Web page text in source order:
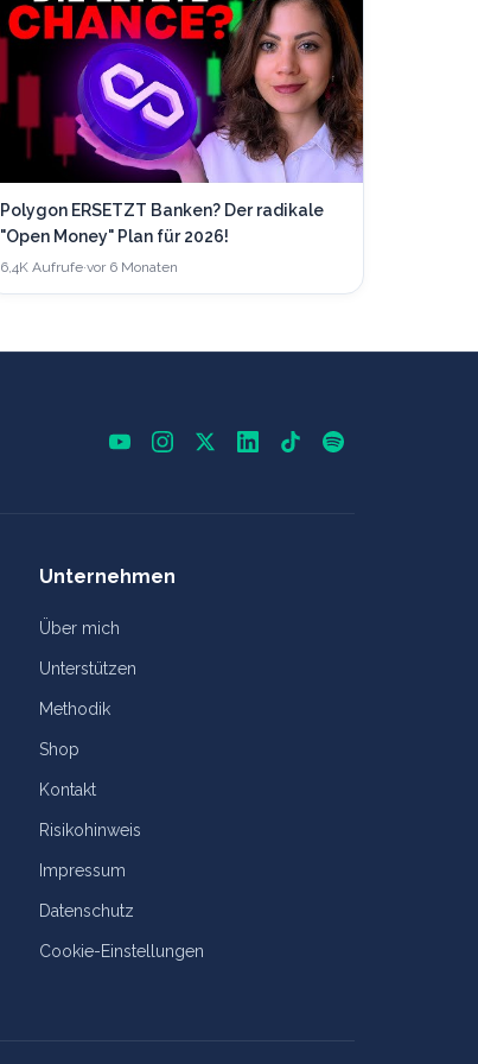
Polygon ERSETZT Banken? Der radikale
"Open Money" Plan für 2026!
6,4K Aufrufe·vor 6 Monaten
Unternehmen
Über mich
Unterstützen
Methodik
Shop
Kontakt
Risikohinweis
Impressum
Datenschutz
Cookie-Einstellungen